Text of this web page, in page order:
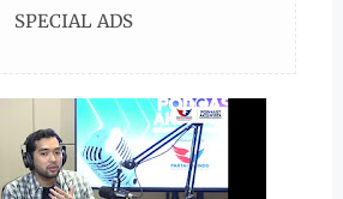
SPECIAL ADS